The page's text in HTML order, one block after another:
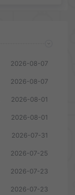
2026-08-07
2026-08-07
2026-08-01
2026-08-01
2026-07-31
2026-07-25
2026-07-23
2026-07-23